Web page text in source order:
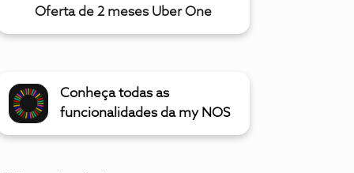
Oferta de 2 meses Uber One
Conheça todas as
funcionalidades da my NOS